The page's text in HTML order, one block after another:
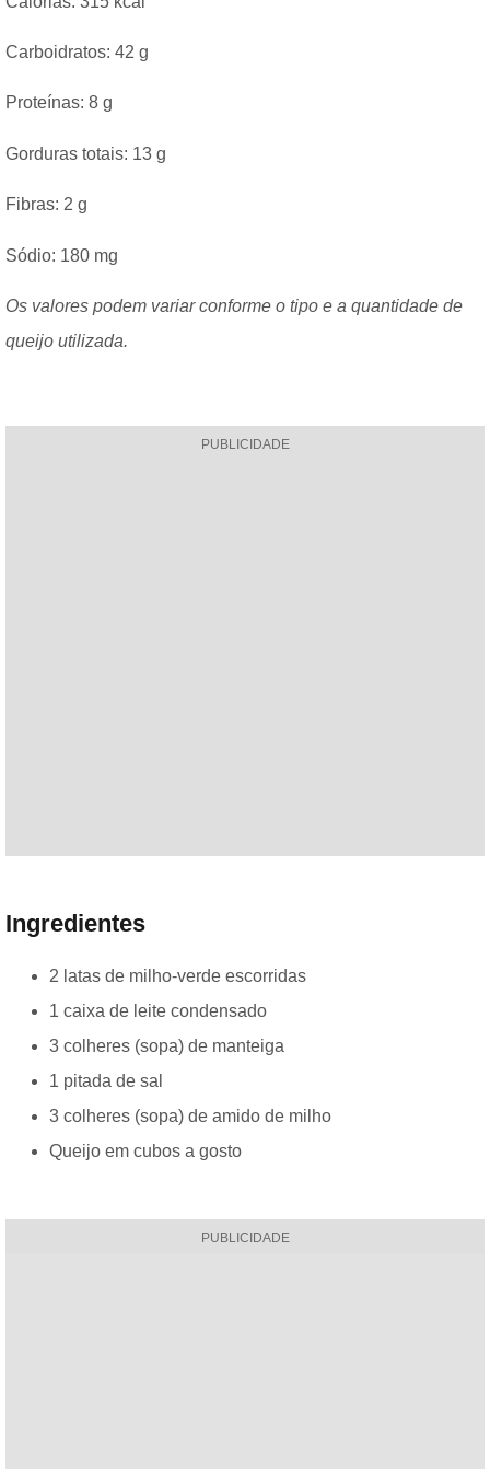
Carboidratos: 42 g
Proteínas: 8 g
Gorduras totais: 13 g
Fibras: 2 g
Sódio: 180 mg
Os valores podem variar conforme o tipo e a quantidade de
queijo utilizada.
PUBLICIDADE
Ingredientes
2 latas de milho-verde escorridas
1 caixa de leite condensado
3 colheres (sopa) de manteiga
1 pitada de sal
3 colheres (sopa) de amido de milho
Queijo em cubos a gosto
PUBLICIDADE